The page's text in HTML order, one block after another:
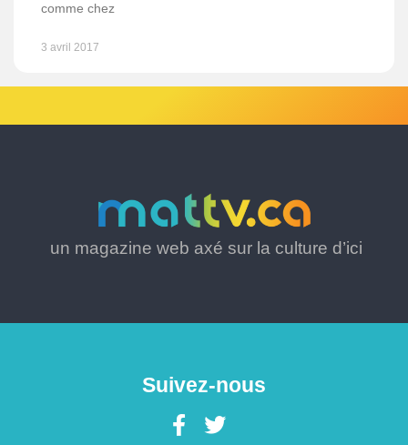
comme chez
3 avril 2017
un magazine web axé sur la culture d’ici
Suivez-nous